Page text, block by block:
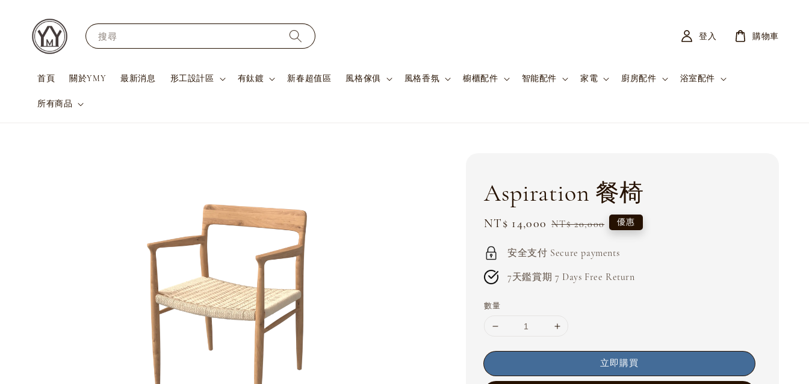
搜尋
首頁 關於YMY 最新消息 形工設計區 有鈦鍍 新春超值區 風格傢俱 風格香氛 櫥櫃配件 智能配件 家電 廚房配件 浴室配件
所有商品
登入 購物車
Aspiration 餐椅
Sale
NT$ 14,000 Regular
NT$ 20,000 優惠
安全支付 Secure payments
7天鑑賞期 7 Days Free Return
數量
立即購買